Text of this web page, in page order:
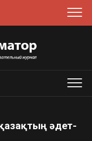
қазақтың әдет-